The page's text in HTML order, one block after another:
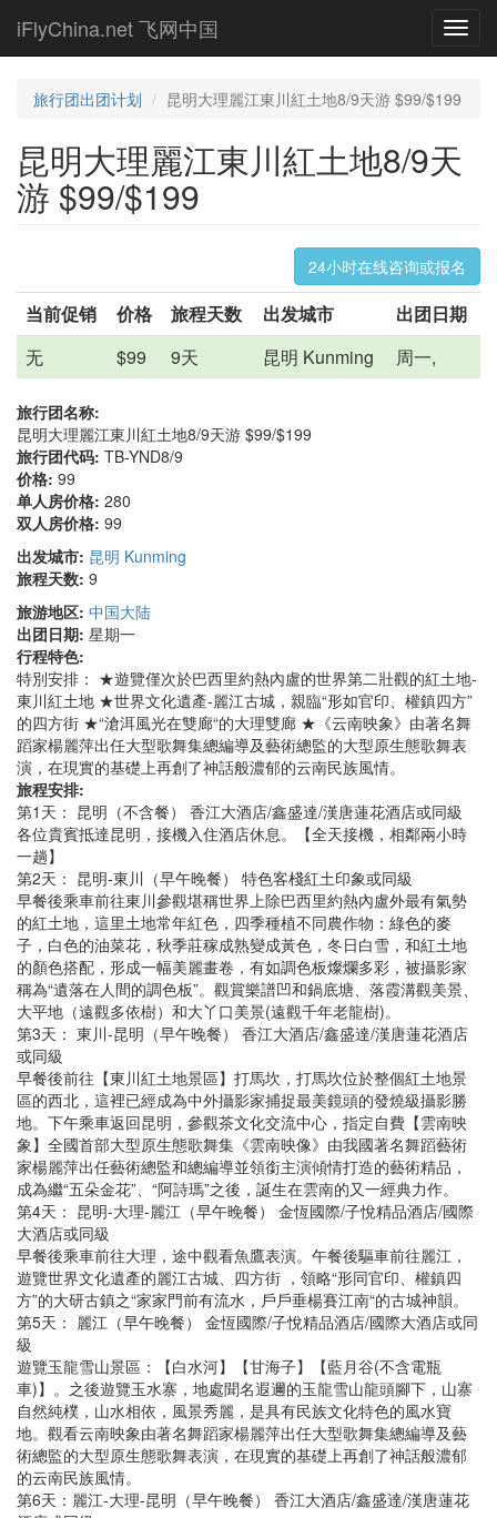
main
iFlyChina.net 飞网中国
旅行团出团计划 昆明大理麗江東川紅土地8/9天游 $99/$199
昆明大理麗江東川紅土地8/9天
游 $99/$199
24小时在线咨询或报名
当前促销 价格 旅程天数 出发城市
出团日期
无
$99 9天 昆明 Kunming 周一,
旅行团名称:
昆明大理麗江東川紅土地8/9天游 $99/$199
旅行团代码: TB-YND8/9
价格: 99
单人房价格: 280
双人房价格: 99
出发城市: 昆明 Kunming
旅程天数: 9
旅游地区: 中国大陆
出团日期: 星期一
行程特色:
特別安排： ★遊覽僅次於巴西里約熱內盧的世界第二壯觀的紅土地-
東川紅土地 ★世界文化遺產-麗江古城，親臨“形如官印、權鎮四方”
的四方街 ★“滄洱風光在雙廊“的大理雙廊 ★《云南映象》由著名舞
蹈家楊麗萍出任大型歌舞集總編導及藝術總監的大型原生態歌舞表
演，在現實的基礎上再創了神話般濃郁的云南民族風情。
旅程安排:
第1天： 昆明（不含餐） 香江大酒店/鑫盛達/漢唐蓮花酒店或同級
各位貴賓抵達昆明，接機入住酒店休息。【全天接機，相鄰兩小時
一趟】
第2天： 昆明-東川（早午晚餐） 特色客棧紅土印象或同級
早餐後乘車前往東川參觀堪稱世界上除巴西里約熱內盧外最有氣勢
的紅土地，這里土地常年紅色，四季種植不同農作物：綠色的麥
子，白色的油菜花，秋季莊稼成熟變成黃色，冬日白雪，和紅土地
的顏色搭配，形成一幅美麗畫卷，有如調色板燦爛多彩，被攝影家
稱為“遺落在人間的調色板”。觀賞樂譜凹和鍋底塘、落霞溝觀美景、
大平地（遠觀多依樹）和大丫口美景(遠觀千年老龍樹)。
第3天： 東川-昆明（早午晚餐） 香江大酒店/鑫盛達/漢唐蓮花酒店
或同級
早餐後前往【東川紅土地景區】打馬坎，打馬坎位於整個紅土地景
區的西北，這裡已經成為中外攝影家捕捉最美鏡頭的發燒級攝影勝
地。下午乘車返回昆明，參觀茶文化交流中心，指定自費【雲南映
象】全國首部大型原生態歌舞集《雲南映像》由我國著名舞蹈藝術
家楊麗萍出任藝術總監和總編導並領銜主演傾情打造的藝術精品，
成為繼“五朵金花”、“阿詩瑪”之後，誕生在雲南的又一經典力作。
第4天： 昆明-大理-麗江（早午晚餐） 金恆國際/子悅精品酒店/國際
大酒店或同級
早餐後乘車前往大理，途中觀看魚鷹表演。午餐後驅車前往麗江，
遊覽世界文化遺產的麗江古城、四方街 ，領略“形同官印、權鎮四
方”的大研古鎮之“家家門前有流水，戶戶垂楊賽江南“的古城神韻。
第5天： 麗江（早午晚餐） 金恆國際/子悅精品酒店/國際大酒店或同
級
遊覽玉龍雪山景區：【白水河】【甘海子】【藍月谷(不含電瓶
車)】。之後遊覽玉水寨，地處聞名遐邇的玉龍雪山龍頭腳下，山寨
自然純樸，山水相依，風景秀麗，是具有民族文化特色的風水寶
地。觀看云南映象由著名舞蹈家楊麗萍出任大型歌舞集總編導及藝
術總監的大型原生態歌舞表演，在現實的基礎上再創了神話般濃郁
的云南民族風情。
第6天：麗江-大理-昆明（早午晚餐） 香江大酒店/鑫盛達/漢唐蓮花